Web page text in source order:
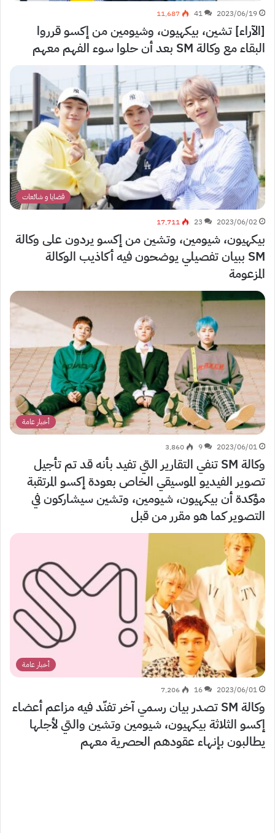
2023/06/19
41 11٬687
[الآراء] تشين، بيكهيون، وشيومين من إكسو قرروا
البقاء مع وكالة SM بعد أن حلوا سوء الفهم معهم
قضايا و شائعات
2023/06/02
23 17٬711
بيكهيون، شيومين، وتشين من إكسو يردون على وكالة
SM ببيان تفصيلي يوضحون فيه أكاذيب الوكالة
المزعومة
أخبار عامة
2023/06/01
9 3٬860
وكالة SM تنفي التقارير التي تفيد بأنه قد تم تأجيل
تصوير الفيديو الموسيقي الخاص بعودة إكسو المرتقبة
مؤكدة أن بيكهيون، شيومين، وتشين سيشاركون في
التصوير كما هو مقرر من قبل
أخبار عامة
2023/06/01
16 7٬206
وكالة SM تصدر بيان رسمي آخر تفنّد فيه مزاعم أعضاء
إكسو الثلاثة بيكهيون، شيومين وتشين والتي لأجلها
يطالبون بإنهاء عقودهم الحصرية معهم